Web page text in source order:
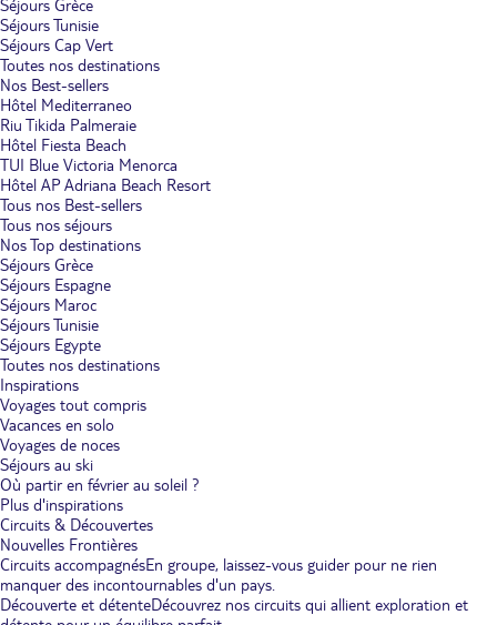
Séjours Grèce
Séjours Tunisie
Séjours Cap Vert
Toutes nos destinations
Nos Best-sellers
Hôtel Mediterraneo
Riu Tikida Palmeraie
Hôtel Fiesta Beach
TUI Blue Victoria Menorca
Hôtel AP Adriana Beach Resort
Tous nos Best-sellers
Tous nos séjours
Nos Top destinations
Séjours Grèce
Séjours Espagne
Séjours Maroc
Séjours Tunisie
Séjours Egypte
Toutes nos destinations
Inspirations
Voyages tout compris
Vacances en solo
Voyages de noces
Séjours au ski
Où partir en février au soleil ?
Plus d'inspirations
Circuits & Découvertes
Nouvelles Frontières
Circuits accompagnésEn groupe, laissez-vous guider pour ne rien
manquer des incontournables d'un pays.
Découverte et détenteDécouvrez nos circuits qui allient exploration et